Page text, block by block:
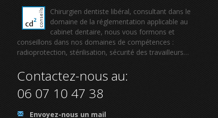
Chirurgien dentiste libéral, consultant dans le
domaine de la réglementation applicable au
cabinet dentaire, nous vous formons et
conseillons dans nos domaines de compétences :
radioprotection, stérilisation, sécurité des travailleurs…
Contactez-nous au:
06 07 10 47 38
. Envoyez-nous un mail